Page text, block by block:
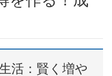
活：賢く増や